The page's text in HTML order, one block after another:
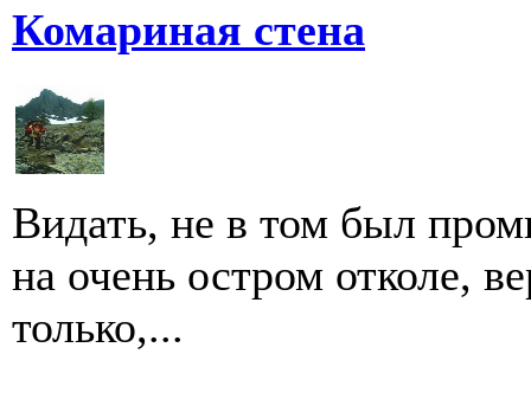
Комариная стена
Видать, не в том был
на очень остром отколе,
только,...